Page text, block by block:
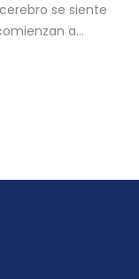
se siente
a…